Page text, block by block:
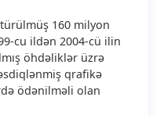
160 milyon
cu ildən 2004-cü ilin
öhdəliklər üzrə
qrafikə
ödənilməli olan